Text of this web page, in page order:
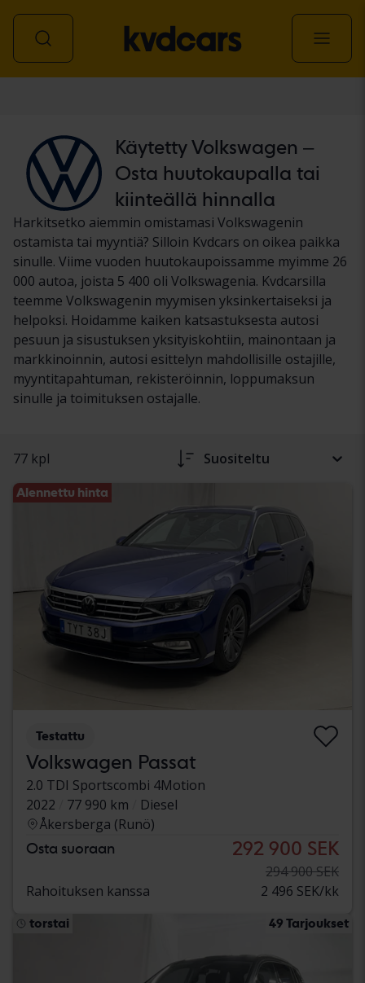
Käytetty Volkswagen –
Osta huutokaupalla tai
kiinteällä hinnalla
Harkitsetko aiemmin omistamasi Volkswagenin
ostamista tai myyntiä? Silloin Kvdcars on oikea paikka
sinulle. Viime vuoden huutokaupoissamme myimme 26
000 autoa, joista 5 400 oli Volkswagenia. Kvdcarsilla
teemme Volkswagenin myymisen yksinkertaiseksi ja
helpoksi. Hoidamme kaiken katsastuksesta autosi
pesuun ja sisustuksen yksityiskohtiin, mainontaan ja
markkinoinnin, autosi esittelyn mahdollisille ostajille,
myyntitapahtuman, rekisteröinnin, loppumaksun
sinulle ja toimituksen ostajalle.
77 kpl Suositeltu
Alennettu hinta
Testattu
Volkswagen Passat
2.0 TDI Sportscombi 4Motion
2022
77 990 km
Diesel
Åkersberga (Runö)
Osta suoraan 292 900 SEK
294 900 SEK
Rahoituksen kanssa
2 496 SEK/kk
torstai 49 Tarjoukset